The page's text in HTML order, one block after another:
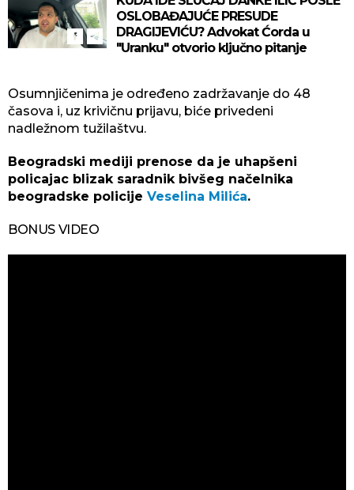
OSLOBAĐAJUĆE PRESUDE
DRAGIJEVIĆU? Advokat Ćorda u
"Uranku" otvorio ključno pitanje
Osumnjičenima je određeno zadržavanje do 48
časova i, uz krivičnu prijavu, biće privedeni
nadležnom tužilaštvu.
Beogradski mediji prenose da je uhapšeni
policajac blizak saradnik bivšeg načelnika
beogradske policije Veselina Milića.
BONUS VIDEO